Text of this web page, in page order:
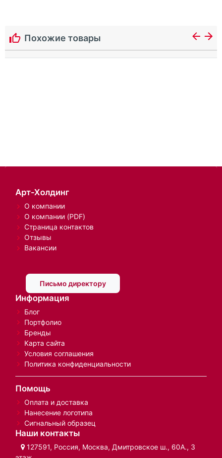
Похожие товары
Арт-Холдинг
О компании
О компании (PDF)
Страница контактов
Отзывы
Вакансии
Письмо директору
Информация
Блог
Портфолио
Бренды
Карта сайта
Условия соглашения
Политика конфиденциальности
Помощь
Оплата и доставка
Нанесение логотипа
Сигнальный образец
Наши контакты
127591, Россия, Москва, Дмитровское ш., 60А., 3